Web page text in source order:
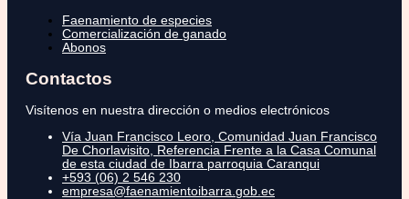
Faenamiento de especies
Comercialización de ganado
Abonos
Contactos
Visítenos en nuestra dirección o medios electrónicos
Vía Juan Francisco Leoro, Comunidad Juan Francisco
De Chorlavisito, Referencia Frente a la Casa Comunal
de esta ciudad de Ibarra parroquia Caranqui
+593 (06) 2 546 230
empresa@faenamientoibarra.gob.ec